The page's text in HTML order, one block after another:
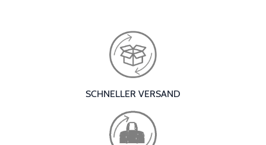
SCHNELLER VERSAND